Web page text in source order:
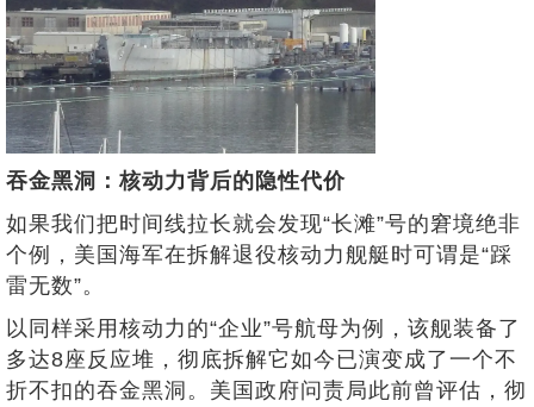
吞金黑洞：核动力背后的隐性代价
如果我们把时间线拉长就会发现“长滩”号的窘境绝非
个例，美国海军在拆解退役核动力舰艇时可谓是“踩
雷无数”。
以同样采用核动力的“企业”号航母为例，该舰装备了
多达8座反应堆，彻底拆解它如今已演变成了一个不
折不扣的吞金黑洞。美国政府问责局此前曾评估，彻